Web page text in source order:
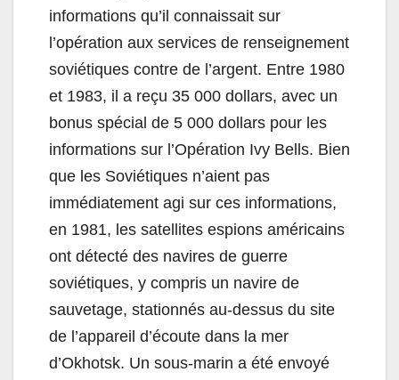
informations qu’il connaissait sur
l’opération aux services de renseignement
soviétiques contre de l’argent. Entre 1980
et 1983, il a reçu 35 000 dollars, avec un
bonus spécial de 5 000 dollars pour les
informations sur l’Opération Ivy Bells. Bien
que les Soviétiques n’aient pas
immédiatement agi sur ces informations,
en 1981, les satellites espions américains
ont détecté des navires de guerre
soviétiques, y compris un navire de
sauvetage, stationnés au-dessus du site
de l’appareil d’écoute dans la mer
d’Okhotsk. Un sous-marin a été envoyé